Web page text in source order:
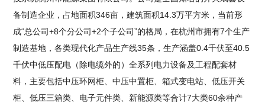
备制造企业，占地面积346亩，建筑面积14.3万平方米，当前形
成“总公司+8个分公司+2个子公司”的格局，在杭州市拥有7个生产
制造基地，各类现代化产品生产线35条，生产涵盖0.4千伏至40.5
千伏中低压配电（除电缆外的）全系列电力设备及工程配套材
料，主要包括中压环网柜、中压中置柜、箱式变电站、低压开关
柜、低压三箱类、电子元件类、新能源类等合计7大类60余种产